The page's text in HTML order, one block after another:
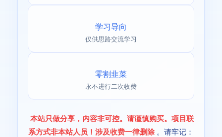
学习导向
仅供思路交流学习
零割韭菜
永不进行二次收费
本站只做分享，内容非可控。请谨慎购买。项目联
系方式非本站人员！涉及收费一律删除 。请牢记：